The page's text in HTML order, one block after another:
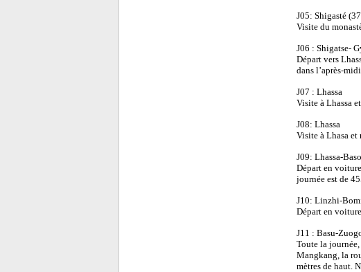
J05: Shigasté
Visite du
J06 : Shigatse-
Départ vers
dans l’après-
J07 : Lhassa
Visite à Lhassa
J08: Lhassa
Visite à Lhasa et
J09: Lhassa-
Départ en
journée est de
J10: Linzhi-
Départ en
J11 : Basu-
Toute la
Mangkang, la
mètres de haut.